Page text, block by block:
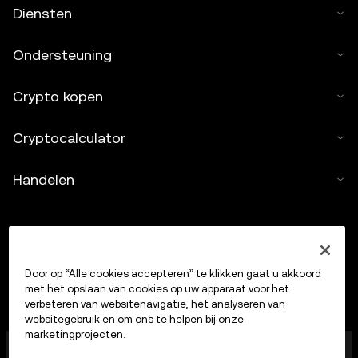
Diensten
Ondersteuning
Crypto kopen
Cryptocalculator
Handelen
Door op “Alle cookies accepteren” te klikken gaat u akkoord
met het opslaan van cookies op uw apparaat voor het
verbeteren van websitenavigatie, het analyseren van
websitegebruik en om ons te helpen bij onze
marketingprojecten.